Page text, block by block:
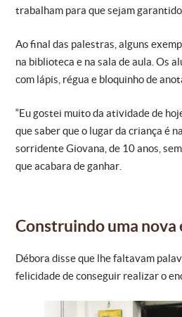
trabalham para que sejam
Ao final das palestras, alguns
na biblioteca e na sala de aula. Os
com lápis, régua e bloquinho de
“Eu gostei muito da atividade de
que saber que o lugar da criança é
sorridente Giovana, de 10 anos,
que acabara de ganhar.
Construindo uma nova
Débora disse que lhe faltavam
felicidade de conseguir realizar o